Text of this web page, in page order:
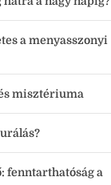
a menyasszonyi
misztériuma
fenntarthatóság a